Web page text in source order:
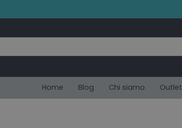
Home Blog Chi siamo Outlet